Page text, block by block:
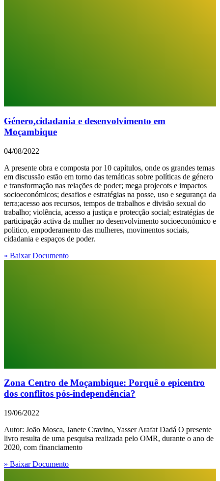
Género,cidadania e desenvolvimento em
Moçambique
04/08/2022
A presente obra e composta por 10 capítulos, onde os grandes temas
em discussão estão em torno das temáticas sobre políticas de género
e transformação nas relações de poder; mega projecots e impactos
socioeconómicos; desafios e estratégias na posse, uso e segurança da
terra;acesso aos recursos, tempos de trabalhos e divisão sexual do
trabalho; violência, acesso a justiça e protecção social; estratégias de
participação activa da mulher no desenvolvimento socioeconómico e
politico, empoderamento das mulheres, movimentos sociais,
cidadania e espaços de poder.
» Baixar Documento
Zona Centro de Moçambique: Porquê o epicentro
dos conflitos pós-independência?
19/06/2022
Autor: João Mosca, Janete Cravino, Yasser Arafat Dadá O presente
livro resulta de uma pesquisa realizada pelo OMR, durante o ano de
2020, com financiamento
» Baixar Documento